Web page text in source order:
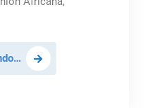
Consejo
de